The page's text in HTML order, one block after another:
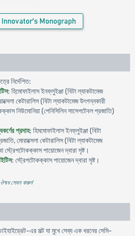
Innovator's Monograph
নির্দেশিত:
: হিমোফাইলাস ইনফ্লুইঞ্জা (বিটা ল্যাকটামেজ
কেটারালিস (বিটা ল্যাকটামেজ উৎপন্নকারী
নিউমোনিয়া (পেনিসিলিন সাসেপটেবল প্রজাতি)
প্রদাহ: হিমমোফাইলাস ইনফ্লুইঞ্জা (বিটা
মোরাক্সেলা কেটারালিস (বিটা ল্যাকটামেজ
স্ট্রেপটোকক্কাস পায়োজেন দ্বারা সৃষ্ট।
: স্ট্রেপটোকক্কাস পায়োজেন দ্বারা সৃষ্ট।
ঔষধ সেবন করুন'
এর সল্ট যা মুখে সেব্য এক ধরনের সেমি-